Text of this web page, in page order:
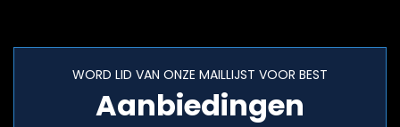
WORD LID VAN ONZE MAILLIJST VOOR BEST
Aanbiedingen